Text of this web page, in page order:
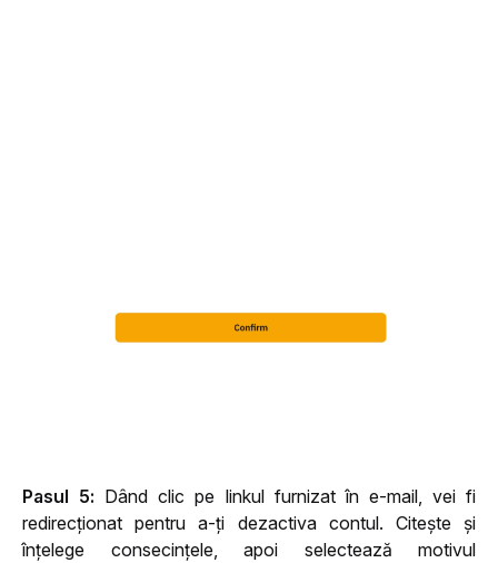
Pasul 5: Dând clic pe linkul furnizat în e-mail, vei fi
redirecționat pentru a-ți dezactiva contul. Citește și
înțelege consecințele, apoi selectează motivul